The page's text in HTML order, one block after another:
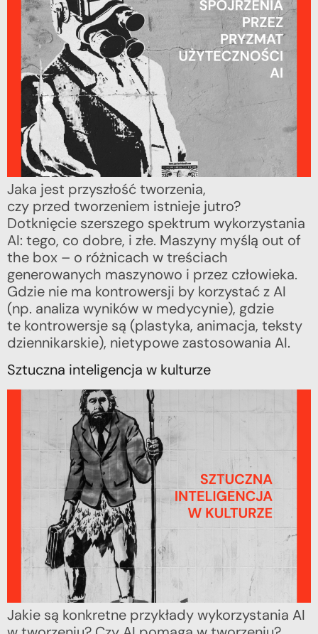
Jaka jest przyszłość tworzenia,
czy przed tworzeniem istnieje jutro?
Dotknięcie szerszego spektrum wykorzystania
AI: tego, co dobre, i złe. Maszyny myślą out of
the box – o różnicach w treściach
generowanych maszynowo i przez człowieka.
Gdzie nie ma kontrowersji by korzystać z AI
(np. analiza wyników w medycynie), gdzie
te kontrowersje są (plastyka, animacja, teksty
dziennikarskie), nietypowe zastosowania AI.
Sztuczna inteligencja w kulturze
Jakie są konkretne przykłady wykorzystania AI